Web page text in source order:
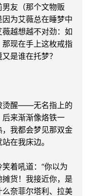
友（那个文物贩
为艾薇总在睡梦中
越想越不对劲：如
现在手上这枚戒指
是谁在托梦？
烫醒——无名指上的
来渐渐像烙铁一
我都会梦见那双金
在我床边。
着吼道：“你以为
货！我接近你，是
奈菲尔塔利、拉美